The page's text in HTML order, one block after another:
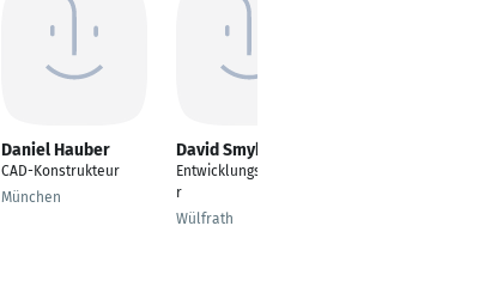
Daniel Hauber
CAD-Konstrukteur
München
David Smykala
Entwicklungstechnike
r
Wülfrath